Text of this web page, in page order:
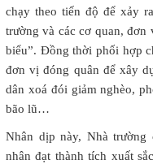
chạy theo tiến độ để xảy
trường và các cơ quan, đơn
biểu”. Đồng thời phối hợp
đơn vị đóng quân để xây
dân xoá đói giảm nghèo,
bão lũ…
Nhân dịp này, Nhà
nhân đạt thành tích xuất